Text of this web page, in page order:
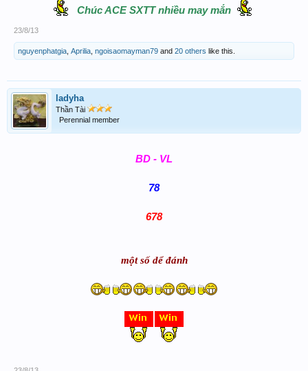
Chúc ACE SXTT nhiều may mắn
23/8/13
nguyenphatgia Aprilia ngoisaomayman79 and 20 others like this.
ladyha
Thần Tài
Perennial member
BD - VL
78
678
một số dể đánh